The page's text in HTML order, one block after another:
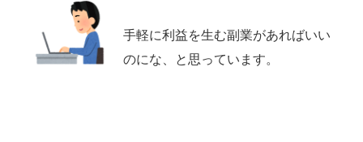
手軽に利益を生む副業があればいい
のにな、と思っています。